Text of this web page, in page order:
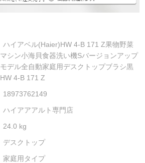
ハイアベル(Haier)HW 4-B 171 Z果物野菜
マシン小海貝食器洗い機Sバージョンアップ
モデル全自動家庭用デスクトップブラシ黒
HW 4-B 171 Z
18973762149
ハイアアアルト専門店
24.0 kg
デスクトップ
家庭用タイプ